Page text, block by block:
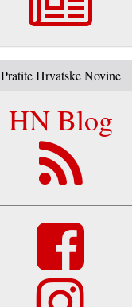
Pratite Hrvatske Novine
HN Blog